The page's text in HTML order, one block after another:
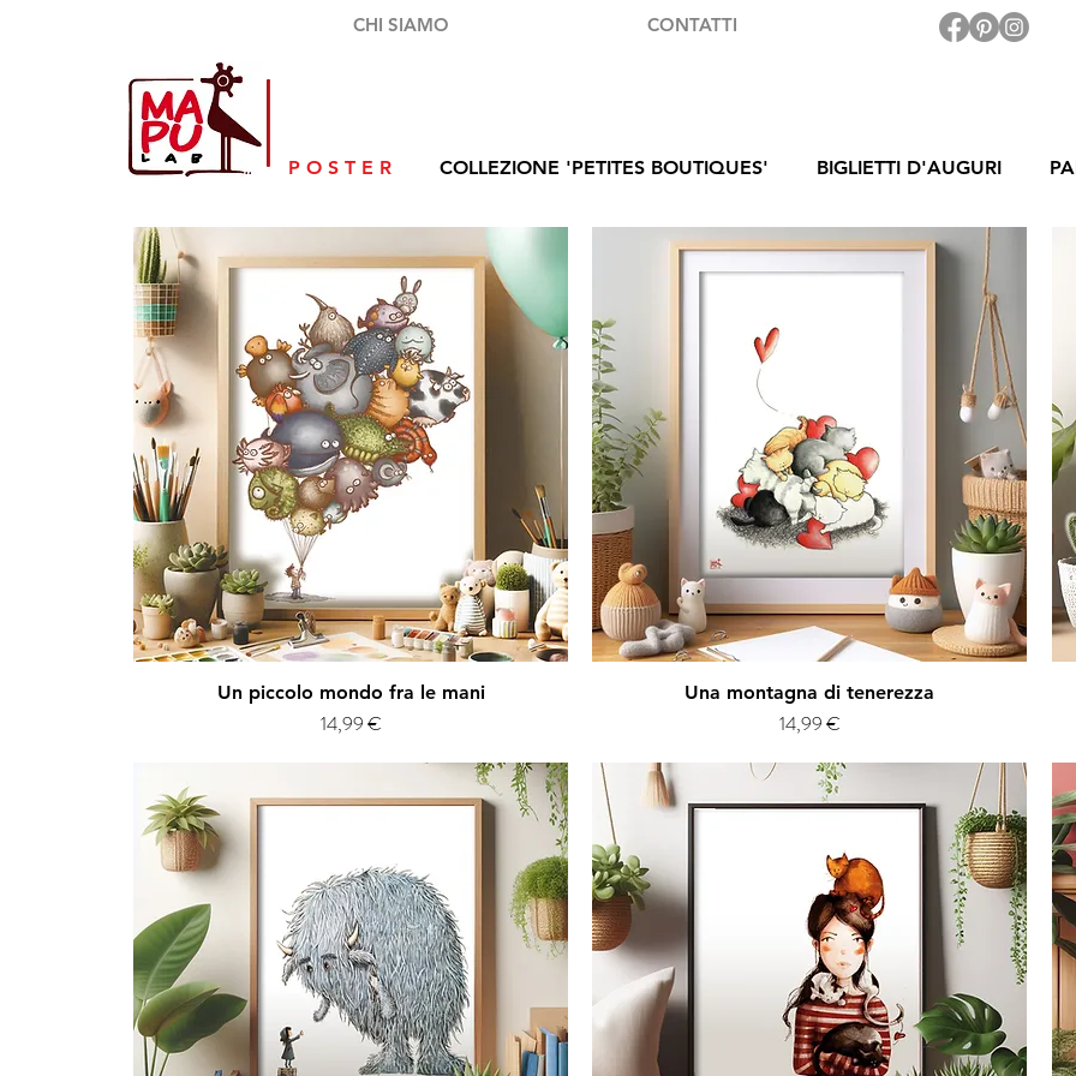
CHI SIAMO CONTATTI
P O S T E R COLLEZIONE 'PETITES BOUTIQUES' BIGLIETTI D'AUGURI
Vista rapida
Un piccolo mondo fra le mani
Prezzo
14,99 €
Vista rapida
Una montagna di tenerezza
Prezzo
14,99 €